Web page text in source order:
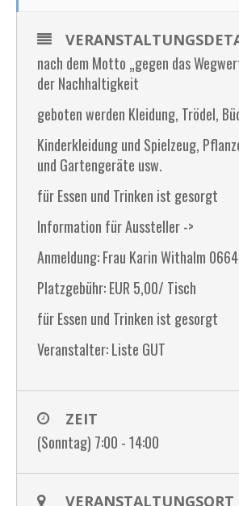
nach dem Motto „gegen das
der Nachhaltigkeit
geboten werden Kleidung, Trödel,
Kinderkleidung und Spielzeug,
und Gartengeräte usw.
für Essen und Trinken ist gesorgt
Information für Aussteller ->
Anmeldung: Frau Karin Withalm
Platzgebühr: EUR 5,00/ Tisch
für Essen und Trinken ist gesorgt
Veranstalter: Liste GUT
ZEIT
(Sonntag) 7:00 - 14:00
VERANSTALTUNGSORT